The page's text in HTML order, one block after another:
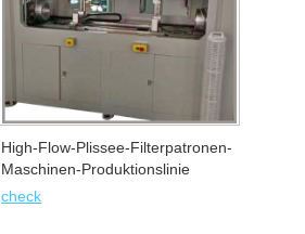
High-Flow-Plissee-Filterpatronen-
Maschinen-Produktionslinie
check